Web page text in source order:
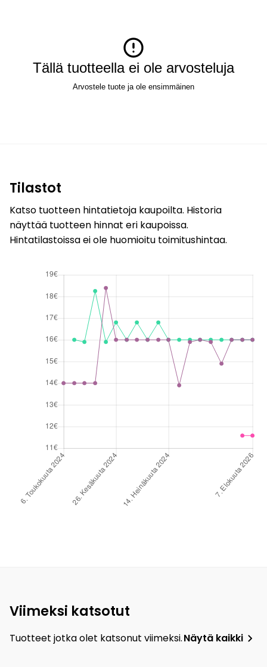
Tällä tuotteella ei ole arvosteluja
Arvostele tuote ja ole ensimmäinen
Tilastot
Katso tuotteen hintatietoja kaupoilta. Historia
näyttää tuotteen hinnat eri kaupoissa.
Hintatilastoissa ei ole huomioitu toimitushintaa.
Viimeksi katsotut
Tuotteet jotka olet katsonut viimeksi.Näytä kaikki